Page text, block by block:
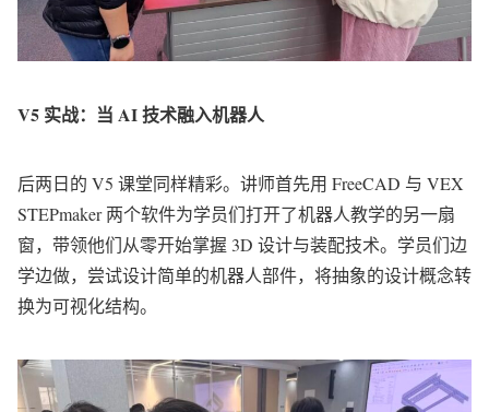
V5 实战：当 AI 技术融入机器人
后两日的 V5 课堂同样精彩。讲师首先用 FreeCAD 与 VEX
STEPmaker 两个软件为学员们打开了机器人教学的另一扇
窗，带领他们从零开始掌握 3D 设计与装配技术。学员们边
学边做，尝试设计简单的机器人部件，将抽象的设计概念转
换为可视化结构。